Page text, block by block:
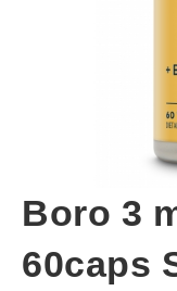
Boro 3
60caps